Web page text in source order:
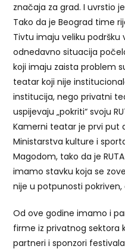
značaja za grad. I uvrstio
Tako da je Beograd time
Tivtu imaju veliku podršku
odnedavno situacija
koji imaju zaista problem
teatar koji nije
institucija, nego privatni
uspijevaju „pokriti“ svoju
Kamerni teatar je prvi put
Ministarstva kulture i
Magodom, tako da je
imamo stavku koja se
nije u potpunosti
Od ove godine imamo i
firme iz privatnog sektora
partneri i sponzori